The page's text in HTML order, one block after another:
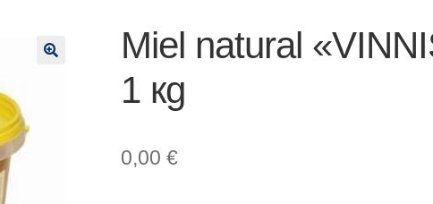
Miel natural
1 кg
0,00€